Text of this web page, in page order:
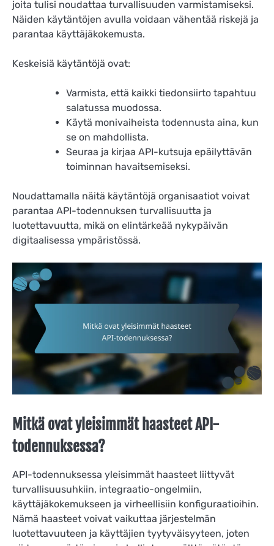
joita tulisi noudattaa turvallisuuden varmistamiseksi.
Näiden käytäntöjen avulla voidaan vähentää riskejä ja
parantaa käyttäjäkokemusta.
Keskeisiä käytäntöjä ovat:
Varmista, että kaikki tiedonsiirto tapahtuu
salatussa muodossa.
Käytä monivaiheista todennusta aina, kun
se on mahdollista.
Seuraa ja kirjaa API-kutsuja epäilyttävän
toiminnan havaitsemiseksi.
Noudattamalla näitä käytäntöjä organisaatiot voivat
parantaa API-todennuksen turvallisuutta ja
luotettavuutta, mikä on elintärkeää nykypäivän
digitaalisessa ympäristössä.
Mitkä ovat yleisimmät haasteet API-
todennuksessa?
API-todennuksessa yleisimmät haasteet liittyvät
turvallisuusuhkiin, integraatio-ongelmiin,
käyttäjäkokemukseen ja virheellisiin konfiguraatioihin.
Nämä haasteet voivat vaikuttaa järjestelmän
luotettavuuteen ja käyttäjien tyytyväisyyteen, joten